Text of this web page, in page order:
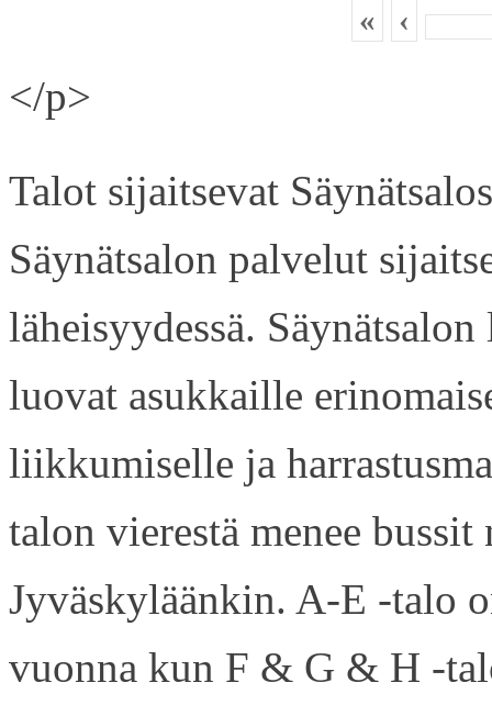
« ‹
</p>
Talot sijaitsevat
Säynätsalon palvelut
läheisyydessä.
luovat asukkaille
liikkumiselle ja
talon vierestä menee
Jyväskyläänkin. A-E -talo
vuonna kun F & G & H -